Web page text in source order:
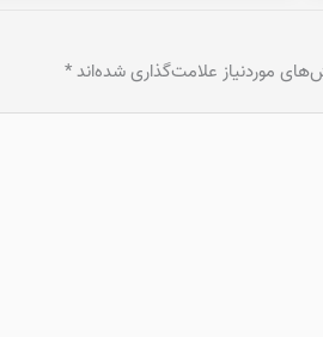
موردنیاز علامت‌گذاری شده‌اند*